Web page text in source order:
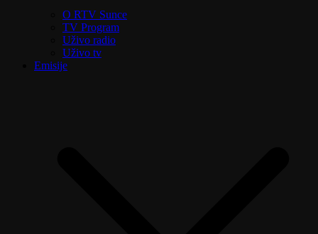
O RTV Sunce
TV Program
Uživo radio
Uživo tv
Emisije